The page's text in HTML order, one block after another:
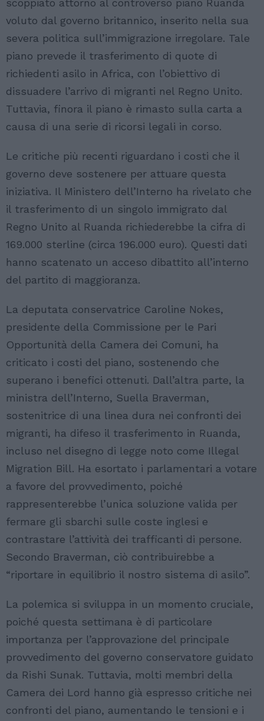
scoppiato attorno al controverso piano Ruanda
voluto dal governo britannico, inserito nella sua
severa politica sull’immigrazione irregolare. Tale
piano prevede il trasferimento di quote di
richiedenti asilo in Africa, con l’obiettivo di
dissuadere l’arrivo di migranti nel Regno Unito.
Tuttavia, finora il piano è rimasto sulla carta a
causa di una serie di ricorsi legali in corso.
Le critiche più recenti riguardano i costi che il
governo deve sostenere per attuare questa
iniziativa. Il Ministero dell’Interno ha rivelato che
il trasferimento di un singolo immigrato dal
Regno Unito al Ruanda richiederebbe la cifra di
169.000 sterline (circa 196.000 euro). Questi dati
hanno scatenato un acceso dibattito all’interno
del partito di maggioranza.
La deputata conservatrice Caroline Nokes,
presidente della Commissione per le Pari
Opportunità della Camera dei Comuni, ha
criticato i costi del piano, sostenendo che
superano i benefici ottenuti. Dall’altra parte, la
ministra dell’Interno, Suella Braverman,
sostenitrice di una linea dura nei confronti dei
migranti, ha difeso il trasferimento in Ruanda,
incluso nel disegno di legge noto come Illegal
Migration Bill. Ha esortato i parlamentari a votare
a favore del provvedimento, poiché
rappresenterebbe l’unica soluzione valida per
fermare gli sbarchi sulle coste inglesi e
contrastare l’attività dei trafficanti di persone.
Secondo Braverman, ciò contribuirebbe a
“riportare in equilibrio il nostro sistema di asilo”.
La polemica si sviluppa in un momento cruciale,
poiché questa settimana è di particolare
importanza per l’approvazione del principale
provvedimento del governo conservatore guidato
da Rishi Sunak. Tuttavia, molti membri della
Camera dei Lord hanno già espresso critiche nei
confronti del piano, aumentando le tensioni e i